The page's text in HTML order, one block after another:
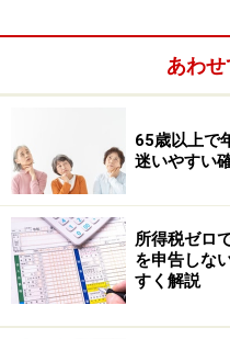
確定申告しなければなら
所得には次のようなもの
【１】雑所得
資産運用をしている人に
算式は、「所得額＝収
あわ
65歳以上で
迷いやすい
所得税ゼロ
を申告しな
すく解説